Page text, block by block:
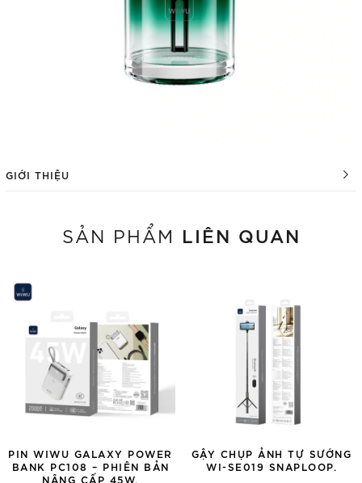
GIỚI THIỆU
SẢN PHẨM LIÊN QUAN
PIN WIWU GALAXY POWER
BANK PC108 – PHIÊN BẢN
NÂNG CẤP 45W.
GẬY CHỤP ẢNH TỰ SƯỚNG
WI-SE019 SNAPLOOP.